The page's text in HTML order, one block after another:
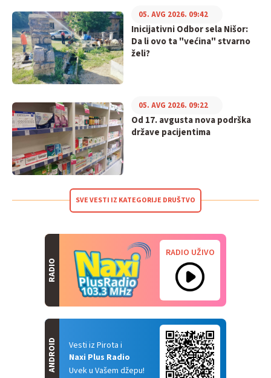
Inicijativni Odbor sela Nišor:
Da li ovo ta "većina" stvarno
želi?
05. AVG 2026. 09:42
Od 17. avgusta nova podrška
države pacijentima
05. AVG 2026. 09:22
SVE VESTI IZ KATEGORIJE DRUŠTVO
RADIO
RADIO UŽIVO
Vesti iz Pirota i
Naxi Plus Radio
Uvek u Vašem džepu!
ANDROID